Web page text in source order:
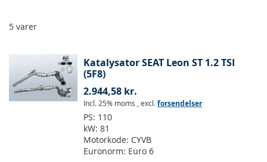
5 varer
Katalysator SEAT Leon ST 1.2 TSI
(5F8)
2.944,58 kr.
Incl. 25% moms , excl.forsendelser
PS: 110
kW: 81
Motorkode: CYVB
Euronorm: Euro 6